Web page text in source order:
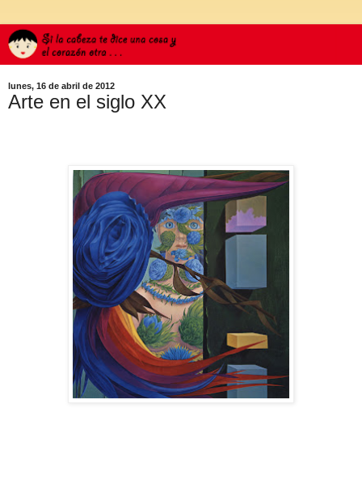
lunes, 16 de abril de 2012
Arte en el siglo XX